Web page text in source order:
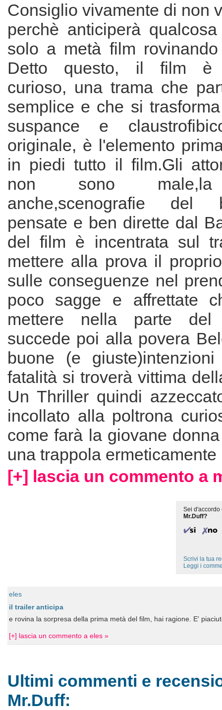
Consiglio vivamente di non
perchè anticiperà
solo a metà film
Detto questo, il film è
curioso, una trama che
semplice e che si
suspance e
originale, è l'elemento
in piedi tutto il film.Gli
non sono male,la
anche,scenografie del
pensate e ben dirette dal
del film è incentrata sul
mettere alla prova il
sulle conseguenze nel
poco sagge e affrettate
mettere nella parte del
succede poi alla povera
buone (e
fatalità si troverà vittima
Un Thriller quindi
incollato alla poltrona
come farà la giovane
una trappola ermeticamente
[+] lascia un commento a
Sei d'accordo
Mr.Duff?
Scrivi la tua
Leggi i
eles
il trailer anticipa
e rovina la sorpresa della prima metà del film, hai ragione. E'
[+] lascia un commento a eles »
Ultimi commenti e
Mr.Duff: